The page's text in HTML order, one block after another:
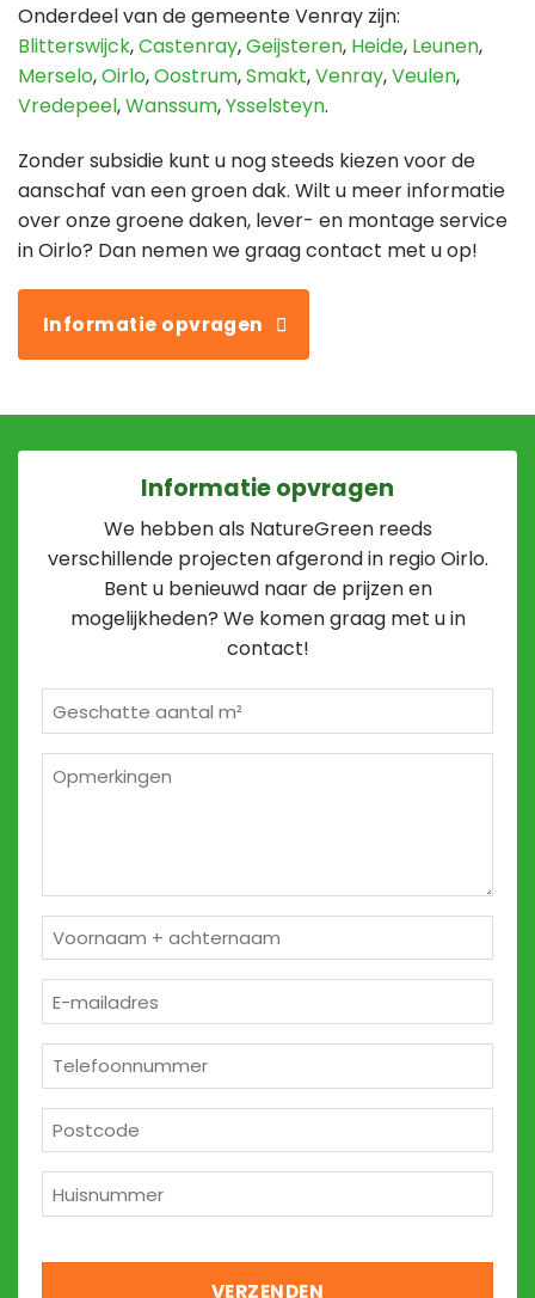
Onderdeel van de gemeente Venray zijn:
Blitterswijck,Castenray,Geijsteren, Heide, Leunen,
Merselo,Oirlo,Oostrum,Smakt,Venray,Veulen,
Vredepeel,Wanssum,Ysselsteyn.
Zonder subsidie kunt u nog steeds kiezen voor de
aanschaf van een groen dak. Wilt u meer informatie
over onze groene daken, lever- en montage service
in Oirlo? Dan nemen we graag contact met u op!
Informatie opvragen
Informatie opvragen
We hebben als NatureGreen reeds
verschillende projecten afgerond in regio Oirlo.
Bent u benieuwd naar de prijzen en
mogelijkheden? We komen graag met u in
contact!
m²
Naam
*
mailadres
*
*
*